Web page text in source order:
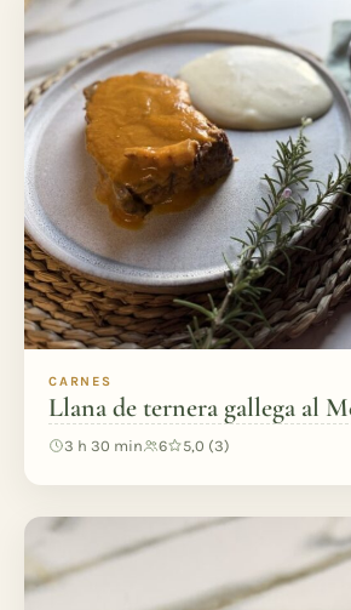
CARNES
Llana de ternera gallega al
3 h 30 min 6 5,0 (3)